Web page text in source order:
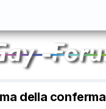
della conferma